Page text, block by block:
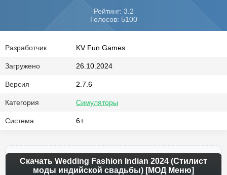
Рейтинг: 3.2
Голосов: 5100
Разработчик KV Fun Games
Загружено 26.10.2024
Версия 2.7.6
Категория Симуляторы
Система 6+
Скачать Wedding Fashion Indian 2024 (Стилист
моды индийской свадьбы) [МОД Меню]